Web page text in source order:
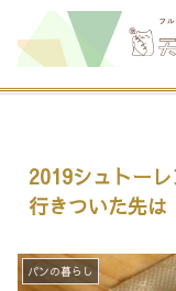
2019シュトー
行きついた先は
パンの暮らし